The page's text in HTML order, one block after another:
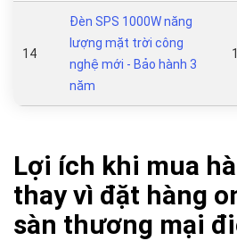
14
Đèn SPS 1000W năng
lượng mặt trời công
nghệ mới - Bảo hành 3
năm
Lợi ích khi mua
thay vì đặt hàng
sàn thương mại